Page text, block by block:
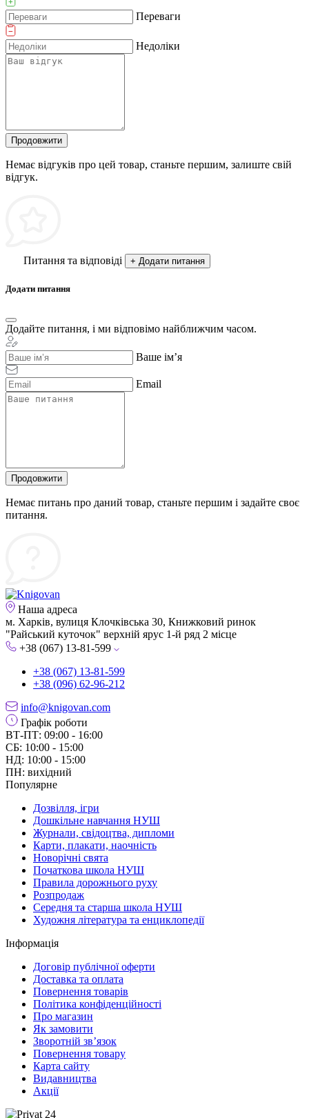
Переваги
Недоліки
Продовжити
Немає відгуків про цей товар, станьте першим, залиште свій
відгук.
Питання та відповіді + Додати питання
Додати питання
Додайте питання, і ми відповімо найближчим часом.
Ваше ім’я
Email
Продовжити
Немає питань про даний товар, станьте першим і задайте своє
питання.
Наша адреса
м. Харків, вулиця Клочківська 30, Книжковий ринок
"Райський куточок" верхній ярус 1-й ряд 2 місце
+38 (067) 13-81-599
+38 (067) 13-81-599
+38 (096) 62-96-212
info@knigovan.com
Графік роботи
ВТ-ПТ: 09:00 - 16:00
СБ: 10:00 - 15:00
НД: 10:00 - 15:00
ПН: вихідний
Популярне
Дозвілля, ігри
Дошкільне навчання НУШ
Журнали, свідоцтва, дипломи
Карти, плакати, наочність
Новорічні свята
Початкова школа НУШ
Правила дорожнього руху
Розпродаж
Середня та старша школа НУШ
Художня література та енциклопедії
Інформація
Договір публічної оферти
Доставка та оплата
Повернення товарів
Політика конфіденційності
Про магазин
Як замовити
Зворотній зв’язок
Повернення товару
Карта сайту
Видавництва
Акції